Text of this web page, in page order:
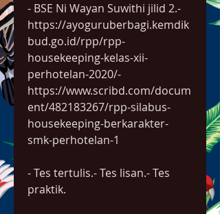
- BSE Ni Wayan Suwithi jilid 2.-
https://ayoguruberbagi.kemdik
bud.go.id/rpp/rpp-
housekeeping-kelas-xii-
perhotelan-2020/-
https://www.scribd.com/docum
ent/482183267/rpp-silabus-
housekeeping-berkarakter-
smk-perhotelan-1
- Tes tertulis.- Tes lisan.- Tes
praktik.